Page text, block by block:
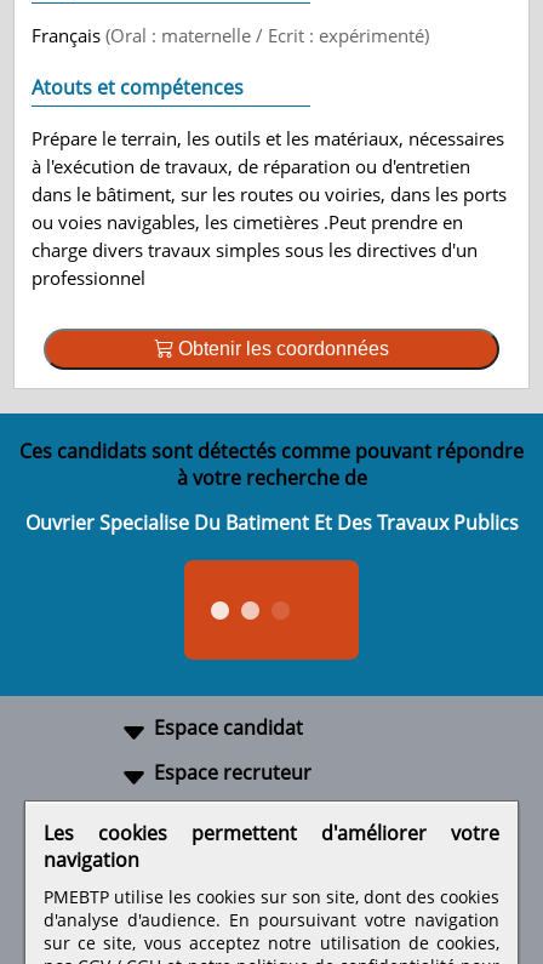
Français(Oral : maternelle / Ecrit : expérimenté)
Atouts et compétences
Prépare le terrain, les outils et les matériaux, nécessaires
à l'exécution de travaux, de réparation ou d'entretien
dans le bâtiment, sur les routes ou voiries, dans les ports
ou voies navigables, les cimetières .Peut prendre en
charge divers travaux simples sous les directives d'un
professionnel
Obtenir les coordonnées
Ces candidats sont détectés comme pouvant répondre
à votre recherche de
Ouvrier Specialise Du Batiment Et Des Travaux Publics
Espace candidat
Espace recruteur
Les cookies permettent d'améliorer votre
navigation
PMEBTP utilise les cookies sur son site, dont des cookies
d'analyse d'audience. En poursuivant votre navigation
sur ce site, vous acceptez notre utilisation de cookies,